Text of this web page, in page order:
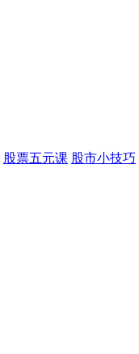
股票五元课 股市小技巧